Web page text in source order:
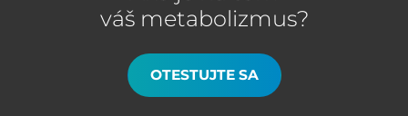
váš metabolizmus?
OTESTUJTE SA